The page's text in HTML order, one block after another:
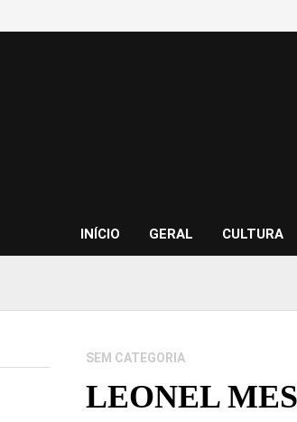
INÍCIO GERAL CULTURA
SEM CATEGORIA
LEONEL